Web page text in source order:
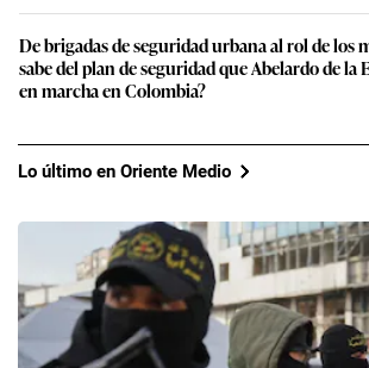
De brigadas de seguridad urbana al rol de los
sabe del plan de seguridad que Abelardo de la
en marcha en Colombia?
Lo último en Oriente Medio